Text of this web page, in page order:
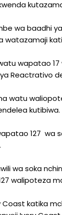
wa baadhi
watazamaji
wapatao
Reactrativo
watu
kutibiwa.
127 wa
wa soka
walipoteza
Coast katika